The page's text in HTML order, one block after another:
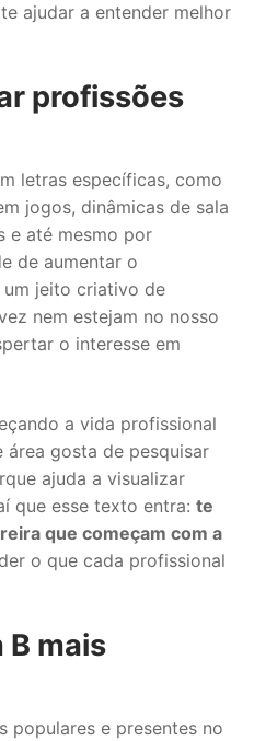
ajudar a entender melhor
profissões
letras específicas, como
jogos, dinâmicas de sala
e até mesmo por
de aumentar o
um jeito criativo de
nem estejam no nosso
o interesse em
a vida profissional
área gosta de pesquisar
ajuda a visualizar
que esse texto entra: te
que começam com a
o que cada profissional
B mais
populares e presentes no